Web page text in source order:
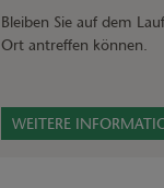
Bleiben Sie auf dem
Ort antreffen können.
WEITERE